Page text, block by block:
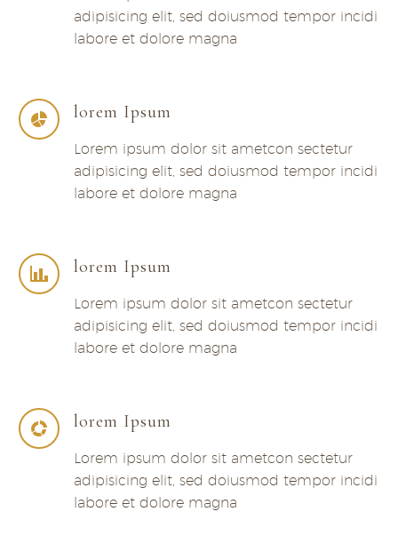
adipisicing elit, sed doiusmod tempor incidi
labore et dolore magna
lorem Ipsum
Lorem ipsum dolor sit ametcon sectetur
adipisicing elit, sed doiusmod tempor incidi
labore et dolore magna
lorem Ipsum
Lorem ipsum dolor sit ametcon sectetur
adipisicing elit, sed doiusmod tempor incidi
labore et dolore magna
lorem Ipsum
Lorem ipsum dolor sit ametcon sectetur
adipisicing elit, sed doiusmod tempor incidi
labore et dolore magna